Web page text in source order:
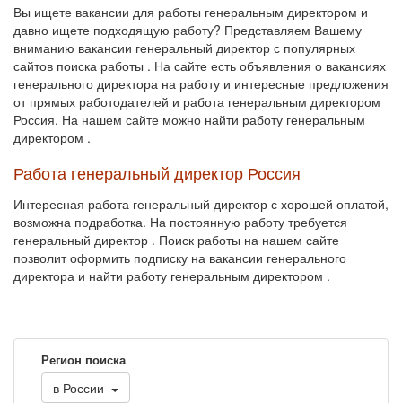
Вы ищете вакансии для работы генеральным директором и
давно ищете подходящую работу? Представляем Вашему
вниманию вакансии генеральный директор с популярных
сайтов поиска работы . На сайте есть объявления о вакансиях
генерального директора на работу и интересные предложения
от прямых работодателей и работа генеральным директором
Россия. На нашем сайте можно найти работу генеральным
директором .
Работа генеральный директор Россия
Интересная работа генеральный директор с хорошей оплатой,
возможна подработка. На постоянную работу требуется
генеральный директор . Поиск работы на нашем сайте
позволит оформить подписку на вакансии генерального
директора и найти работу генеральным директором .
Регион поиска
в России